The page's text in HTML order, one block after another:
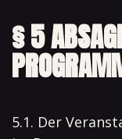
§ 5
5.1. Der